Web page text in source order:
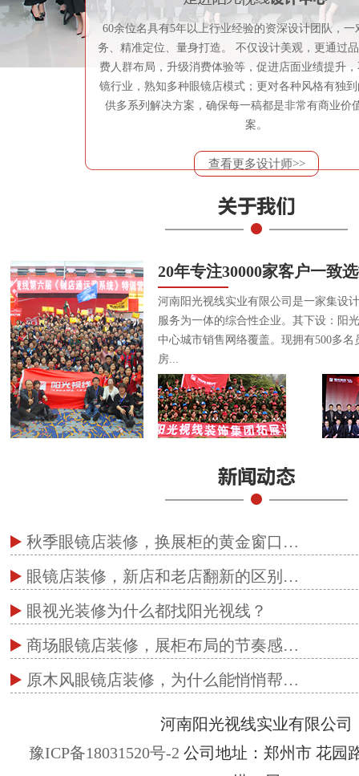
60余位名具有5年以上行业经验的资深设计团队，一
务、精准定位、量身打造。 不仅设计美观，更通过
费人群布局，升级消费体验等，促进店面业绩提升
镜行业，熟知多种眼镜店模式；更对各种风格有独
供多系列解决方案，确保每一稿都是非常有商业价
案。
查看更多设计师>>
20年专注30000家客户一致
河南阳光视线实业有限公司是一家集设
服务为一体的综合性企业。其下设：阳
中心城市销售网络覆盖。现拥有500多
房...
秋季眼镜店装修，换展柜的黄金窗口…
眼镜店装修，新店和老店翻新的区别…
眼视光装修为什么都找阳光视线？
商场眼镜店装修，展柜布局的节奏感…
原木风眼镜店装修，为什么能悄悄帮…
河南阳光视线实业有限公司
豫ICP备18031520号-2 公司地址：郑州市 花园